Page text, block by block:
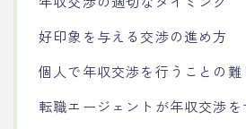
好印象を与える交渉の進め方
個人で年収交渉を行うことの難
転職エージェントが年収交渉を